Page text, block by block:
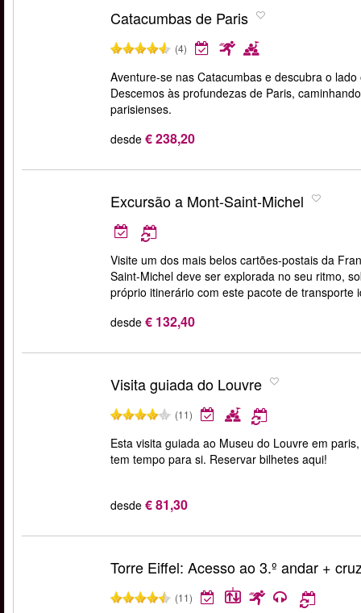
Catacumbas de Paris
(4)
Aventure-se nas Catacumbas e descubra o
Descemos às profundezas de Paris,
parisienses.
desde € 238,20
Excursão a Mont-Saint-Michel
Visite um dos mais belos cartões-postais da
Saint-Michel deve ser explorada no seu ritmo,
próprio itinerário com este pacote de
desde € 132,40
Visita guiada do Louvre
(11)
Esta visita guiada ao Museu do Louvre em
tem tempo para si. Reservar bilhetes aqui!
desde € 81,30
Torre Eiffel: Acesso ao 3.º andar +
(11)